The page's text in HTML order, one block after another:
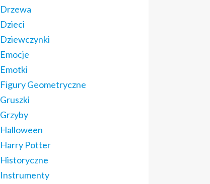
Drzewa
Dzieci
Dziewczynki
Emocje
Emotki
Figury Geometryczne
Gruszki
Grzyby
Halloween
Harry Potter
Historyczne
Instrumenty